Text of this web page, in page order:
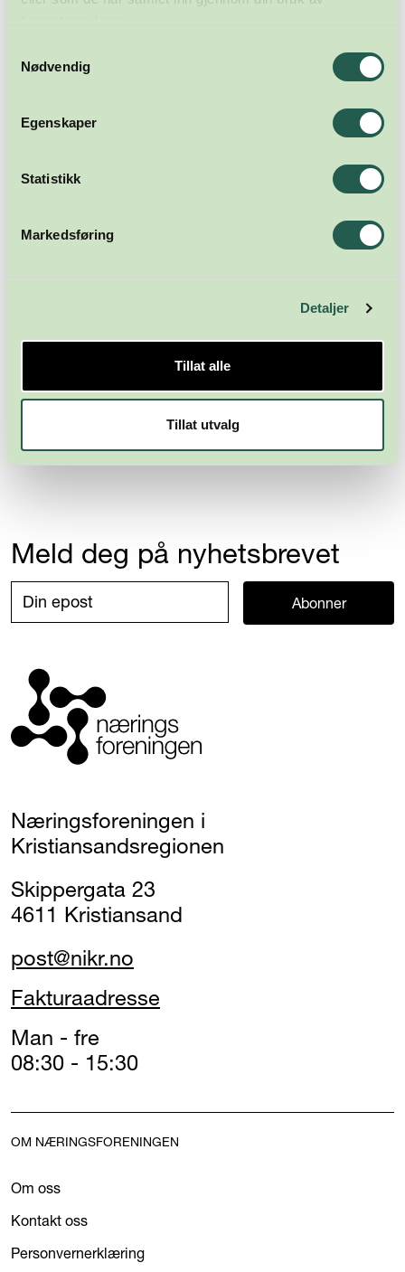
Nødvendig
Egenskaper
Statistikk
Markedsføring
Detaljer
Tillat alle
Tillat utvalg
Meld deg på nyhetsbrevet
Abonner
Næringsforeningen i
Kristiansandsregionen
Skippergata 23
4611 Kristiansand
post@nikr.no
Fakturaadresse
Man - fre
08:30 - 15:30
OM NÆRINGSFORENINGEN
Om oss
Kontakt oss
Personvernerklæring